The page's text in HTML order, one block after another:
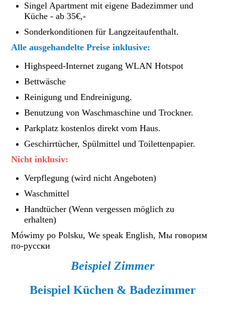
Singel Apartment mit eigene Badezimmer und
Küche - ab 35€,-
Sonderkonditionen für Langzeitaufenthalt.
Alle ausgehandelte Preise inklusive:
Highspeed-Internet zugang WLAN Hotspot
Bettwäsche
Reinigung und Endreinigung.
Benutzung von Waschmaschine und Trockner.
Parkplatz kostenlos direkt vom Haus.
Geschirrtücher, Spülmittel und Toilettenpapier.
Nicht inklusiv:
Verpflegung (wird nicht Angeboten)
Waschmittel
Handtücher (Wenn vergessen möglich zu
erhalten)
Mówimy po Polsku, We speak English, Мы говорим
по-русски
Beispiel Zimmer
Beispiel Küchen & Badezimmer